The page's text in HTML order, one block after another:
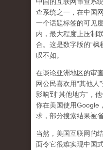
查系统之一，在中国
一个话题标签的可见
内，最大程度上压制
合。这是数字版的“枫
叹不如。
在谈论亚洲地区的审
网公民喜欢用“其他人
影响到“其他地方”，
你在美国使用Google
求，部分搜索结果被
当然，美国互联网的
面令它很难实现中国